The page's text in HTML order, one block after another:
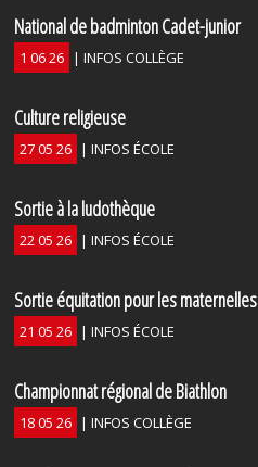
National de badminton Cadet-junior
1 06 26 | INFOS COLLÈGE
Culture religieuse
27 05 26 | INFOS ÉCOLE
Sortie à la ludothèque
22 05 26 | INFOS ÉCOLE
Sortie équitation pour les maternelles
21 05 26 | INFOS ÉCOLE
Championnat régional de Biathlon
18 05 26 | INFOS COLLÈGE